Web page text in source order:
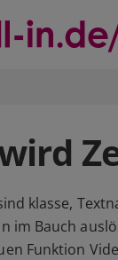
klasse,
im Bauch
Funktion